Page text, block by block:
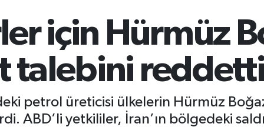
için Hürmüz
talebini
petrol üreticisi ülkelerin Hürmüz
ABD’li yetkililer, İran’ın bölgedeki